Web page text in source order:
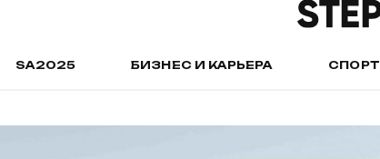
SA2025 БИЗНЕС И КАРЬЕРА СПОРТ